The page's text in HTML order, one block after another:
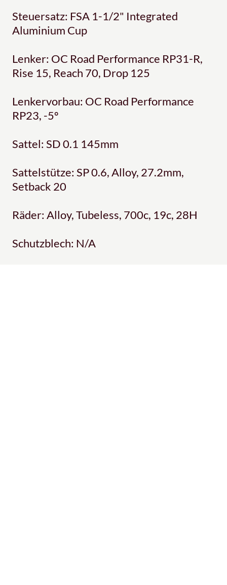
Steuersatz: FSA 1-1/2" Integrated
Aluminium Cup
Lenker: OC Road Performance RP31-R,
Rise 15, Reach 70, Drop 125
Lenkervorbau: OC Road Performance
RP23, -5º
Sattel: SD 0.1 145mm
Sattelstütze: SP 0.6, Alloy, 27.2mm,
Setback 20
Räder: Alloy, Tubeless, 700c, 19c, 28H
Schutzblech: N/A